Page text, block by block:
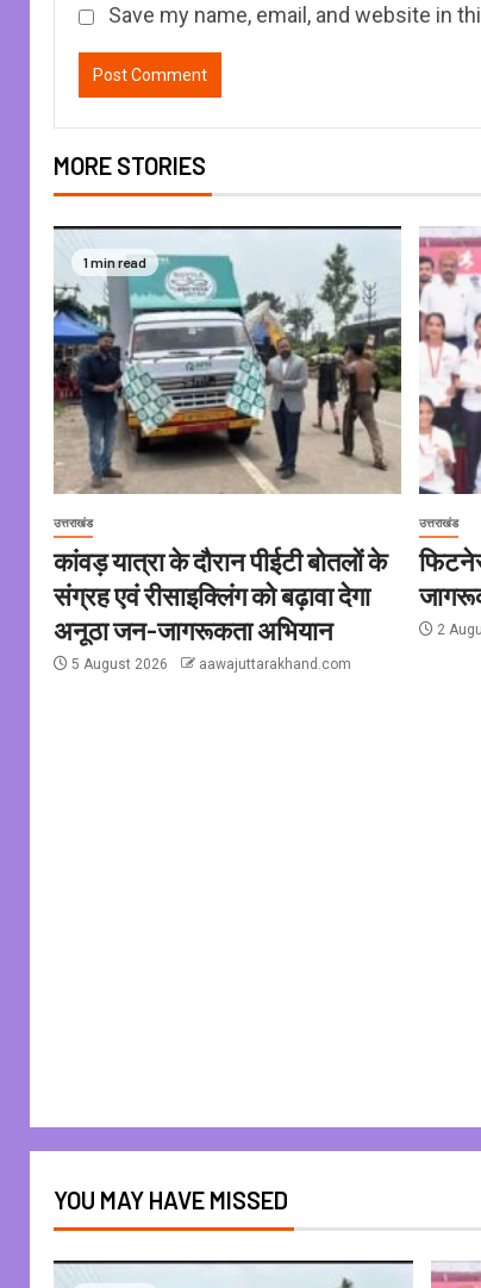
Save my name, email, and website in
MORE STORIES
1 min read
उत्तराखंड
कांवड़ यात्रा के दौरान पीईटी बोतलों के
संग्रह एवं रीसाइक्लिंग को बढ़ावा देगा
अनूठा जन-जागरूकता अभियान
5 August 2026 aawajuttarakhand.com
उत्तराखंड
2
YOU MAY HAVE MISSED